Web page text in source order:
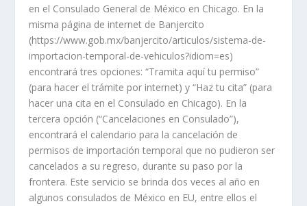
en el Consulado General de México en Chicago. En la
misma página de internet de Banjercito
(https://www.gob.mx/banjercito/articulos/sistema-de-
importacion-temporal-de-vehiculos?idiom=es)
encontrará tres opciones: “Tramita aquí tu permiso”
(para hacer el trámite por internet) y “Haz tu cita” (para
hacer una cita en el Consulado en Chicago). En la
tercera opción (“Cancelaciones en Consulado”),
encontrará el calendario para la cancelación de
permisos de importación temporal que no pudieron ser
cancelados a su regreso, durante su paso por la
frontera. Este servicio se brinda dos veces al año en
algunos consulados de México en EU, entre ellos el